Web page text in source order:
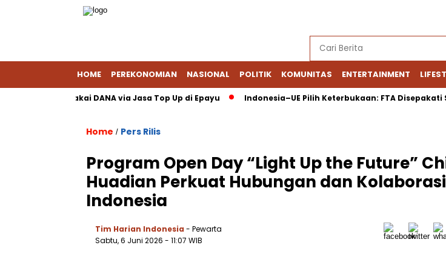
HOME PEREKONOMIAN NASIONAL POLITIK KOMUNITAS ENTERTAINMENT
PayPal Pakai DANA via Jasa Top Up di Epayu Indonesia–UE Pilih Keterbukaan: FTA Disepakati
Home / Pers Rilis
Program Open Day “Light Up the Future”
Huadian Perkuat Hubungan dan
Indonesia
Tim Harian Indonesia - Pewarta
Sabtu, 6 Juni 2026 - 11:07 WIB